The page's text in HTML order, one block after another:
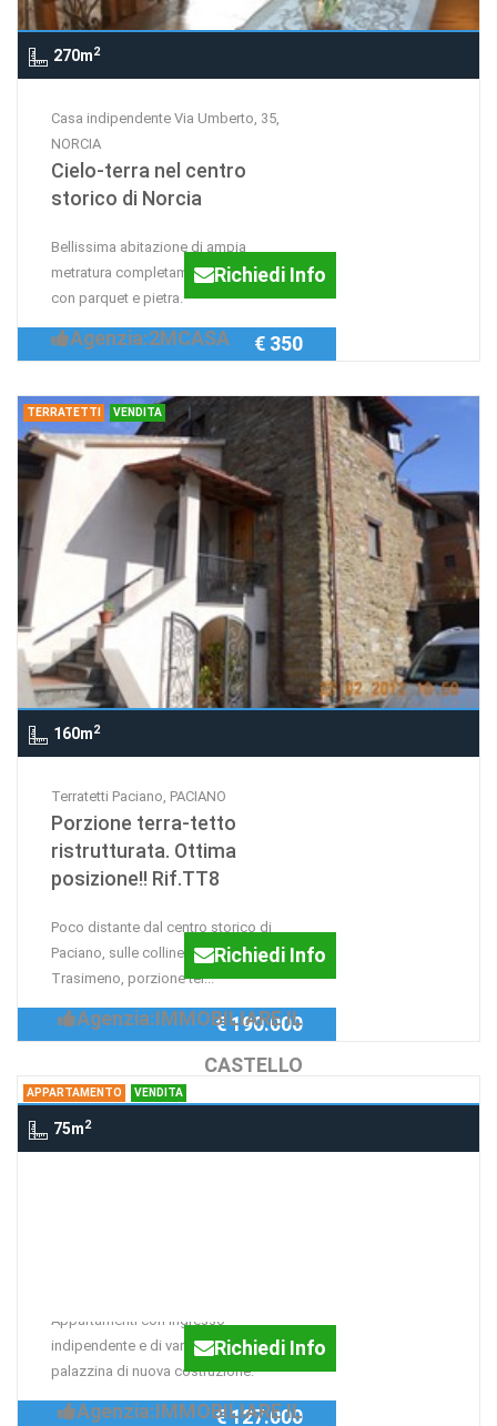
270m2
Casa indipendente Via Umberto, 35,
NORCIA
Cielo-terra nel centro
storico di Norcia
Bellissima abitazione di ampia
metratura completamente ristrutturata
con parquet e pietra.
Richiedi Info
Agenzia:2MCASA € 350
TERRATETTI VENDITA
160m2
Terratetti Paciano, PACIANO
Porzione terra-tetto
ristrutturata. Ottima
posizione!! Rif.TT8
Poco distante dal centro storico di
Paciano, sulle colline che circondano il
Trasimeno, porzione ter...
Richiedi Info
Agenzia:IMMOBILIARE IL
CASTELLO
€ 190.000
APPARTAMENTO VENDITA
75m2
Appartamenti con ingresso
indipendente e di varie metrature su
palazzina di nuova costruzione.
Richiedi Info
Agenzia:IMMOBILIARE IL
€ 127.000